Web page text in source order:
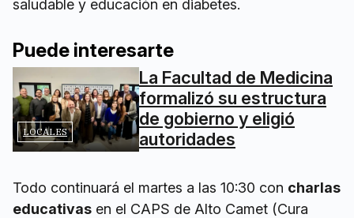
saludable y educación en diabetes.
Puede interesarte
LOCALES
La Facultad de Medicina
formalizó su estructura
de gobierno y eligió
autoridades
Todo continuará el martes a las 10:30 con charlas
educativas en el CAPS de Alto Camet (Cura